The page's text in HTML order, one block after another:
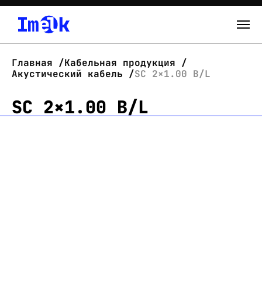
О нас
Новости
Главная
Кабельная продукция
Акустический кабель
SC 2×1.00 B/L
SC 2×1.00 B/L